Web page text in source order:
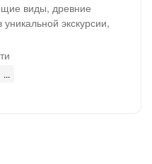
виды, древние
экскурсии,